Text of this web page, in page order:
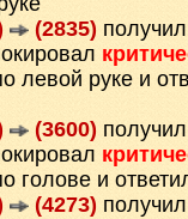
(2835)
левой руке и
(3600)
голове и
(4273)